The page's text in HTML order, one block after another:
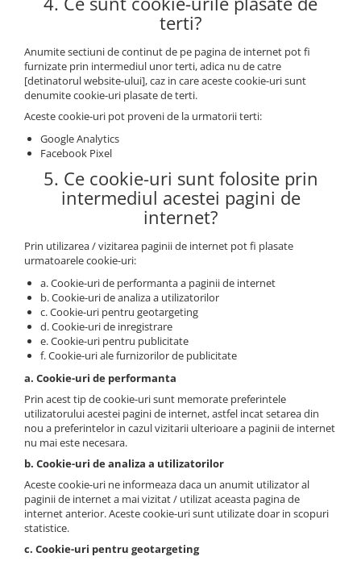
terti?
Anumite sectiuni de continut de pe pagina de internet pot fi
furnizate prin intermediul unor terti, adica nu de catre
[detinatorul website-ului], caz in care aceste cookie-uri sunt
denumite cookie-uri plasate de terti.
Aceste cookie-uri pot proveni de la urmatorii terti:
Google Analytics
Facebook Pixel
5. Ce cookie-uri sunt folosite prin
intermediul acestei pagini de
internet?
Prin utilizarea / vizitarea paginii de internet pot fi plasate
urmatoarele cookie-uri:
a. Cookie-uri de performanta a paginii de internet
b. Cookie-uri de analiza a utilizatorilor
c. Cookie-uri pentru geotargeting
d. Cookie-uri de inregistrare
e. Cookie-uri pentru publicitate
f. Cookie-uri ale furnizorilor de publicitate
a. Cookie-uri de performanta
Prin acest tip de cookie-uri sunt memorate preferintele
utilizatorului acestei pagini de internet, astfel incat setarea din
nou a preferintelor in cazul vizitarii ulterioare a paginii de internet
nu mai este necesara.
b. Cookie-uri de analiza a utilizatorilor
Aceste cookie-uri ne informeaza daca un anumit utilizator al
paginii de internet a mai vizitat / utilizat aceasta pagina de
internet anterior. Aceste cookie-uri sunt utilizate doar in scopuri
statistice.
c. Cookie-uri pentru geotargeting